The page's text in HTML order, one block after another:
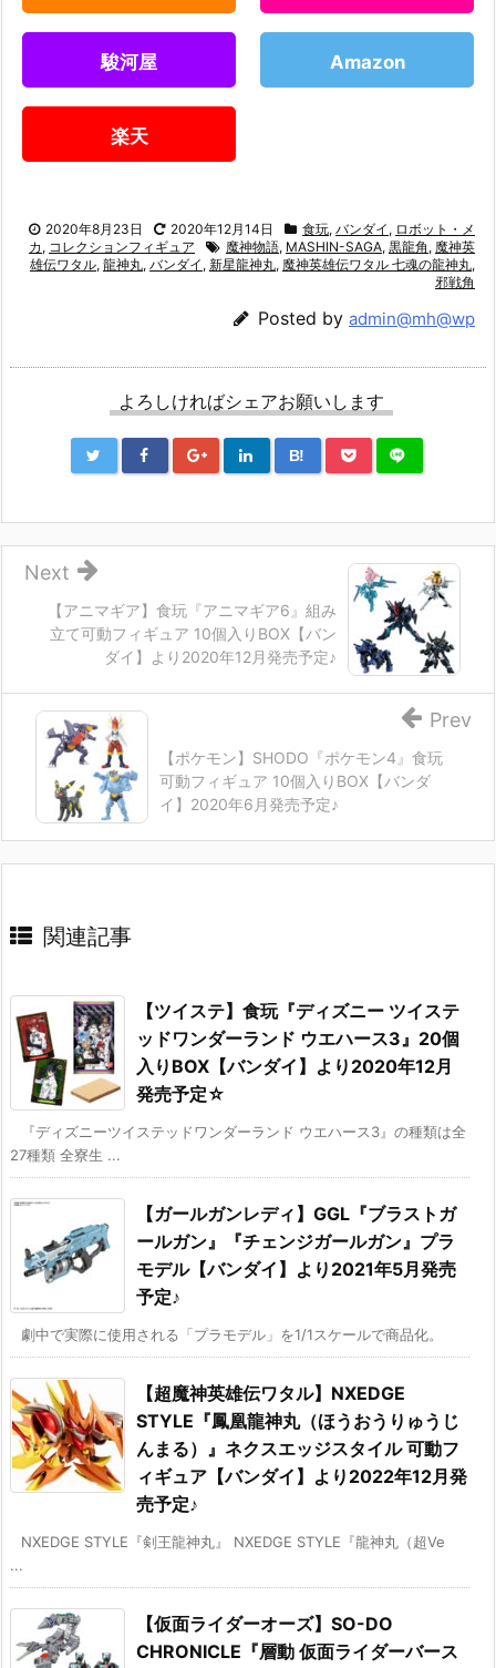
駿河屋 Amazon
楽天
2020年8月23日 2020年12月14日 食玩, バンダイ , ロボット・メ
カ , コレクションフィギュア 魔神物語, MASHIN-SAGA, 黒龍角 , 魔神英
雄伝ワタル, 龍神丸, バンダイ , 新星龍神丸, 魔神英雄伝ワタル 七魂の龍神丸,
邪戦角
Posted by admin@mh@wp
よろしければシェアお願いします
B!
【アニマギア】食玩『アニマギア6』組み
立て可動フィギュア 10個入りBOX【バン
ダイ】より2020年12月発売予定♪
Next
【ポケモン】SHODO『ポケモン4』食玩
可動フィギュア 10個入りBOX【バンダ
イ】2020年6月発売予定♪
Prev
関連記事
【ツイステ】食玩『ディズニー ツイステ
ッドワンダーランド ウエハース3』20個
入りBOX【バンダイ】より2020年12月
発売予定☆
『ディズニーツイステッドワンダーランド ウエハース3』の種類は全
27種類 全寮生 ...
【ガールガンレディ】GGL『ブラストガ
ールガン』『チェンジガールガン』プラ
モデル【バンダイ】より2021年5月発売
予定♪
劇中で実際に使用される「プラモデル」を1/1スケールで商品化。
【超魔神英雄伝ワタル】NXEDGE
STYLE『鳳凰龍神丸（ほうおうりゅうじ
んまる）』ネクスエッジスタイル 可動フ
ィギュア【バンダイ】より2022年12月発
売予定♪
NXEDGE STYLE『剣王龍神丸』 NXEDGE STYLE『龍神丸（超Ve
...
【仮面ライダーオーズ】SO-DO
CHRONICLE『層動 仮面ライダーバース